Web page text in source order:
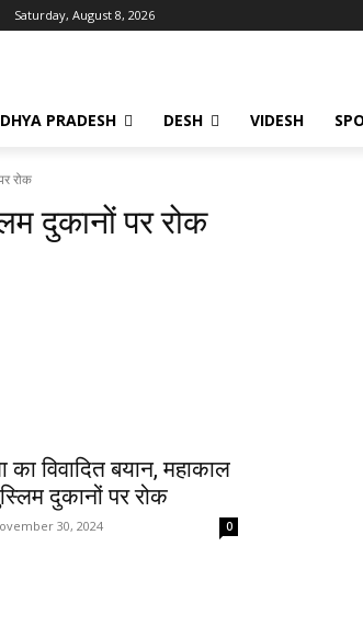
Saturday, August 8, 2026
PRADESH DESH VIDESH
रोक
दुकानों पर रोक
का विवादित बयान, महाकाल
दुकानों पर रोक
30, 2024 0